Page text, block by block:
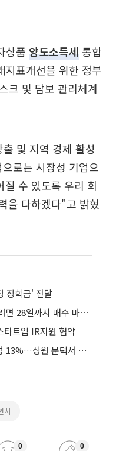
상품 양도소득세 통합
표개선을 위한 정부
크 및 담보 관리체계
및 지역 경제 활성
로는 시장성 기업으
질 수 있도록 우리 회
을 다하겠다"고 밝혔
장학금' 전달
예탁원 “12월 결산법인 배당 받으려면 28일까지 매수 마쳐야”
타트업 IR지원 협약
美 클래리티 법안 연내 통과 가능성 13%…상원 문턱서 제동
사
0 0